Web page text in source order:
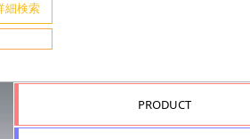
PRODUCT